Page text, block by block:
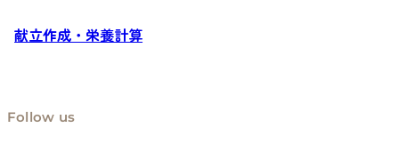
献立作成・栄養計算
Follow us